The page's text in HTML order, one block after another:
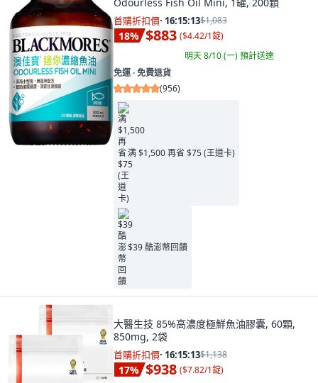
Odourless Fish Oil Mini, 1罐, 200顆
首購折扣價· 16:15:11$1,083
18% $883 ($4.42/1錠)
明天 8/10 (一)預計送達
免運 ∙ 免費退貨
(956)
满 $1,500 再省 $75 (王道卡)
$39 酷澎幣回饋
大醫生技 85%高濃度極鮮魚油膠囊, 60顆,
850mg, 2袋
首購折扣價· 16:15:11$1,138
17% $938 ($7.82/1錠)